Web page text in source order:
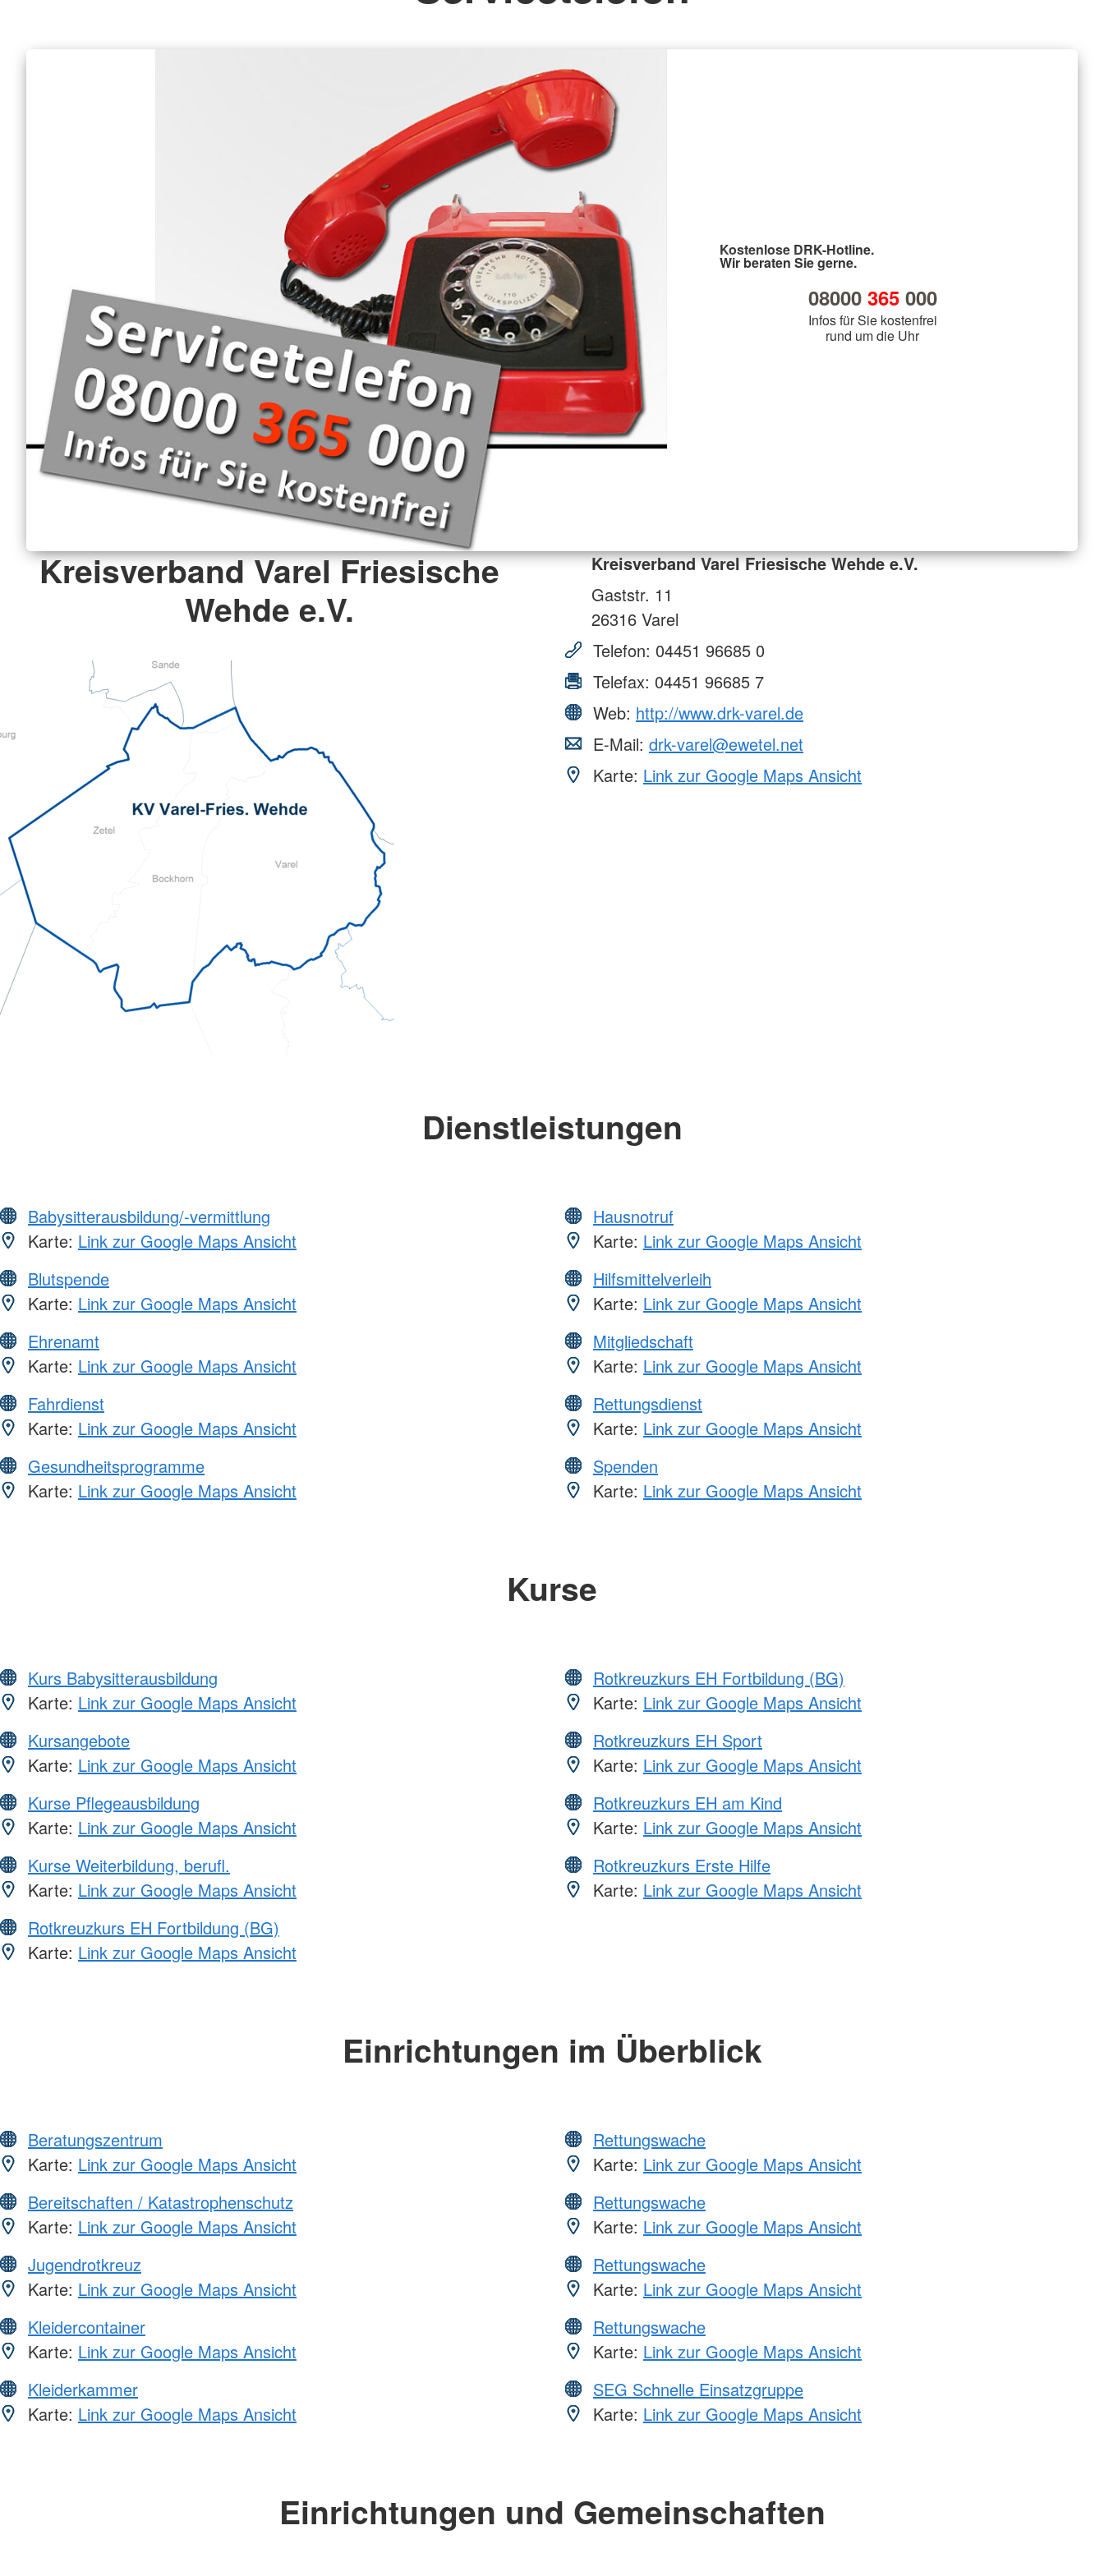
Kostenlose DRK-Hotline.
Wir beraten Sie gerne.
08000 365000
Infos für Sie kostenfrei
rund um die Uhr
Kreisverband Varel Friesische
Wehde e.V.
Kreisverband Varel Friesische Wehde e.V.
Gaststr. 11
26316 Varel
Telefon: 04451 96685 0
Telefax: 04451 96685 7
Web: http://www.drk-varel.de
E-Mail: drk-varel@ewetel.net
Karte: Link zur Google Maps Ansicht
Dienstleistungen
Babysitterausbildung/-vermittlung
Karte: Link zur Google Maps Ansicht
Blutspende
Karte: Link zur Google Maps Ansicht
Ehrenamt
Karte: Link zur Google Maps Ansicht
Fahrdienst
Karte: Link zur Google Maps Ansicht
Gesundheitsprogramme
Karte: Link zur Google Maps Ansicht
Hausnotruf
Karte: Link zur Google Maps Ansicht
Hilfsmittelverleih
Karte: Link zur Google Maps Ansicht
Mitgliedschaft
Karte: Link zur Google Maps Ansicht
Rettungsdienst
Karte: Link zur Google Maps Ansicht
Spenden
Karte: Link zur Google Maps Ansicht
Kurse
Kurs Babysitterausbildung
Karte: Link zur Google Maps Ansicht
Kursangebote
Karte: Link zur Google Maps Ansicht
Kurse Pflegeausbildung
Karte: Link zur Google Maps Ansicht
Kurse Weiterbildung, berufl.
Karte: Link zur Google Maps Ansicht
Rotkreuzkurs EH Fortbildung (BG)
Karte: Link zur Google Maps Ansicht
Rotkreuzkurs EH Fortbildung (BG)
Karte: Link zur Google Maps Ansicht
Rotkreuzkurs EH Sport
Karte: Link zur Google Maps Ansicht
Rotkreuzkurs EH am Kind
Karte: Link zur Google Maps Ansicht
Rotkreuzkurs Erste Hilfe
Karte: Link zur Google Maps Ansicht
Einrichtungen im Überblick
Beratungszentrum
Karte: Link zur Google Maps Ansicht
Bereitschaften / Katastrophenschutz
Karte: Link zur Google Maps Ansicht
Jugendrotkreuz
Karte: Link zur Google Maps Ansicht
Kleidercontainer
Karte: Link zur Google Maps Ansicht
Kleiderkammer
Karte: Link zur Google Maps Ansicht
Rettungswache
Karte: Link zur Google Maps Ansicht
Rettungswache
Karte: Link zur Google Maps Ansicht
Rettungswache
Karte: Link zur Google Maps Ansicht
Rettungswache
Karte: Link zur Google Maps Ansicht
SEG Schnelle Einsatzgruppe
Karte: Link zur Google Maps Ansicht
Einrichtungen und Gemeinschaften